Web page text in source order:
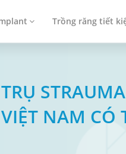
Trồng răng tiết
NAM